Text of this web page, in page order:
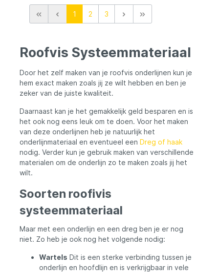
duurzaamheid Verkrijgbaar van 4 mm tot 12
mm diameter Stevige en betrouwbare split
rings die je uitrusting veilig en functioneel
1 2 3
Roofvis Systeemmateriaal
Door het zelf maken van je roofvis onderlijnen kun je
hem exact maken zoals jij ze wilt hebben en ben je
zeker van de juiste kwaliteit.
Daarnaast kan je het gemakkelijk geld besparen en is
het ook nog eens leuk om te doen. Voor het maken
van deze onderlijnen heb je natuurlijk het
onderlijnmateriaal en eventueel een Dreg of haak
nodig. Verder kun je gebruik maken van verschillende
materialen om de onderlijn zo te maken zoals jij het
wilt.
Soorten roofivis
systeemmateriaal
Maar met een onderlijn en een dreg ben je er nog
niet. Zo heb je ook nog het volgende nodig:
Wartels Dit is een sterke verbinding tussen je
onderlijn en hoofdlijn en is verkrijgbaar in vele